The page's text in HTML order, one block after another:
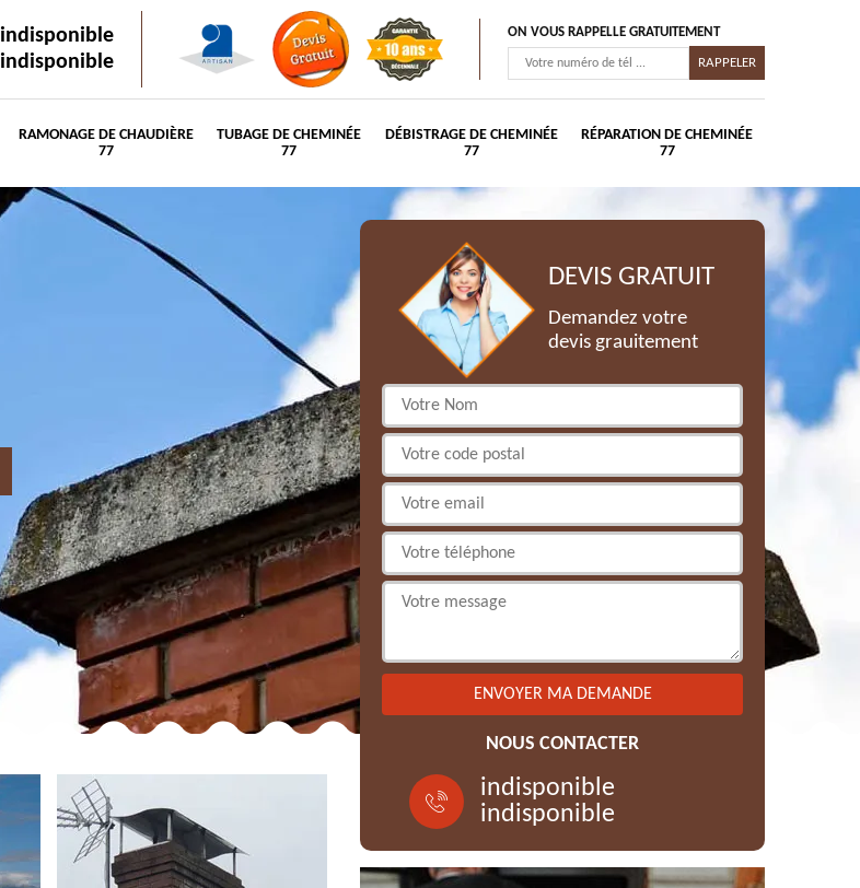
indisponible
indisponible
ON VOUS RAPPELLE GRATUITEMENT
RAMONAGE DE CHAUDIÈRE
77
TUBAGE DE CHEMINÉE
77
DÉBISTRAGE DE CHEMINÉE
77
RÉPARATION DE CHEMINÉE
77
DEVIS GRATUIT
Demandez votre
devis grauitement
NOUS CONTACTER
indisponible
indisponible